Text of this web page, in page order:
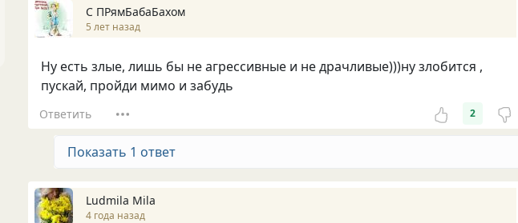
С ПРямБабаБахом
5 лет назад
Ну есть злые, лишь бы не агрессивные и не драчливые)))ну злобится ,
пускай, пройди мимо и забудь
Ответить 2
Показать 1 ответ
Ludmila Mila
4 года назад